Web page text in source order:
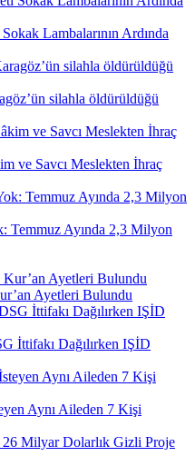
Lambalarının Ardında
silahla öldürüldüğü
ve Savcı Meslekten İhraç
Temmuz Ayında 2,3 Milyon
Ayetleri Bulundu
İttifakı Dağılırken IŞİD
Aynı Aileden 7 Kişi